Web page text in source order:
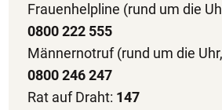
Frauenhelpline (rund um die
0800 222 555
Männernotruf (rund um die
0800 246 247
Rat auf Draht: 147